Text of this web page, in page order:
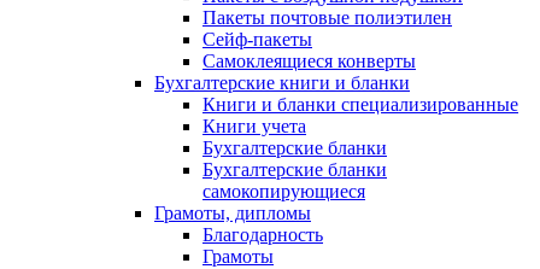
Пакеты почтовые полиэтилен
Сейф-пакеты
Самоклеящиеся конверты
Бухгалтерские книги и бланки
Книги и бланки специализированные
Книги учета
Бухгалтерские бланки
Бухгалтерские бланки
самокопирующиеся
Грамоты, дипломы
Благодарность
Грамоты